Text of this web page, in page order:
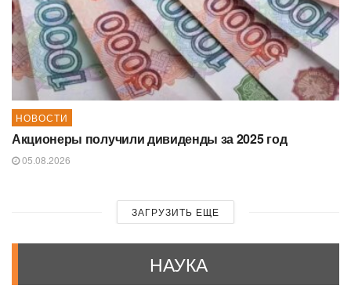
НОВОСТИ
Акционеры получили дивиденды за 2025 год
05.08.2026
ЗАГРУЗИТЬ ЕЩЕ
НАУКА